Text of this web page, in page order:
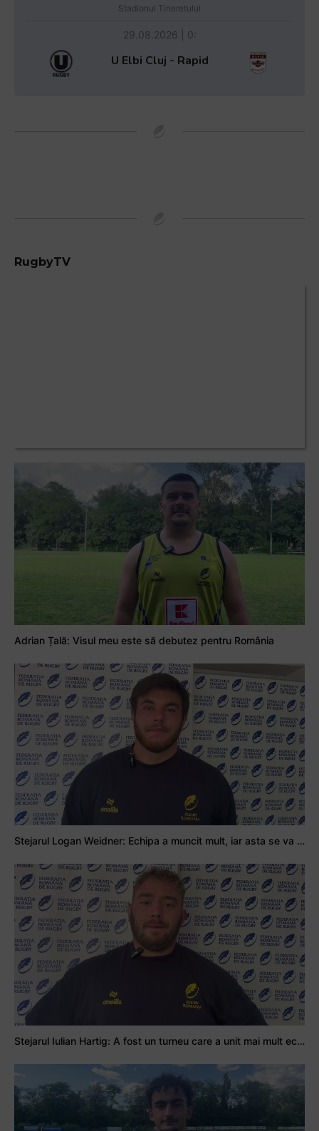
Stadionul Tineretului
29.08.2026 | 0:
U Elbi Cluj - Rapid
RugbyTV
Adrian Țală: Visul meu este să debutez pentru România
Stejarul Logan Weidner: Echipa a muncit mult, iar asta se va vedea în meciurile de la Nations Cup
Stejarul Iulian Hartig: A fost un turneu care a unit mai mult echipa